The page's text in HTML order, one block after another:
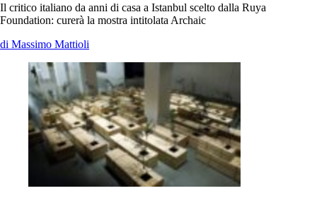
Il critico italiano da anni di casa a Istanbul scelto dalla Ruya
Foundation: curerà la mostra intitolata Archaic
di Massimo Mattioli